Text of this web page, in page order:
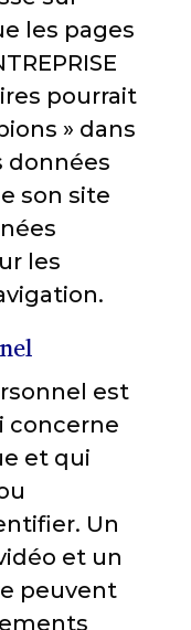
les pages
pourrait
» dans
données
son site
les
est
concerne
et qui
Un
et un
peuvent